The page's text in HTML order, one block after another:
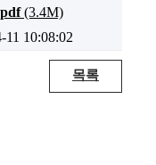
(3.4M)
10:08:02
목록